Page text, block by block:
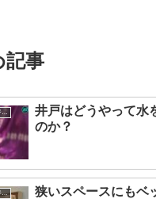
記事
ものの仕組み・エンジニア
井戸はどうやって水
のか？
ものの仕組み・エンジニア
狭いスペースにもベ